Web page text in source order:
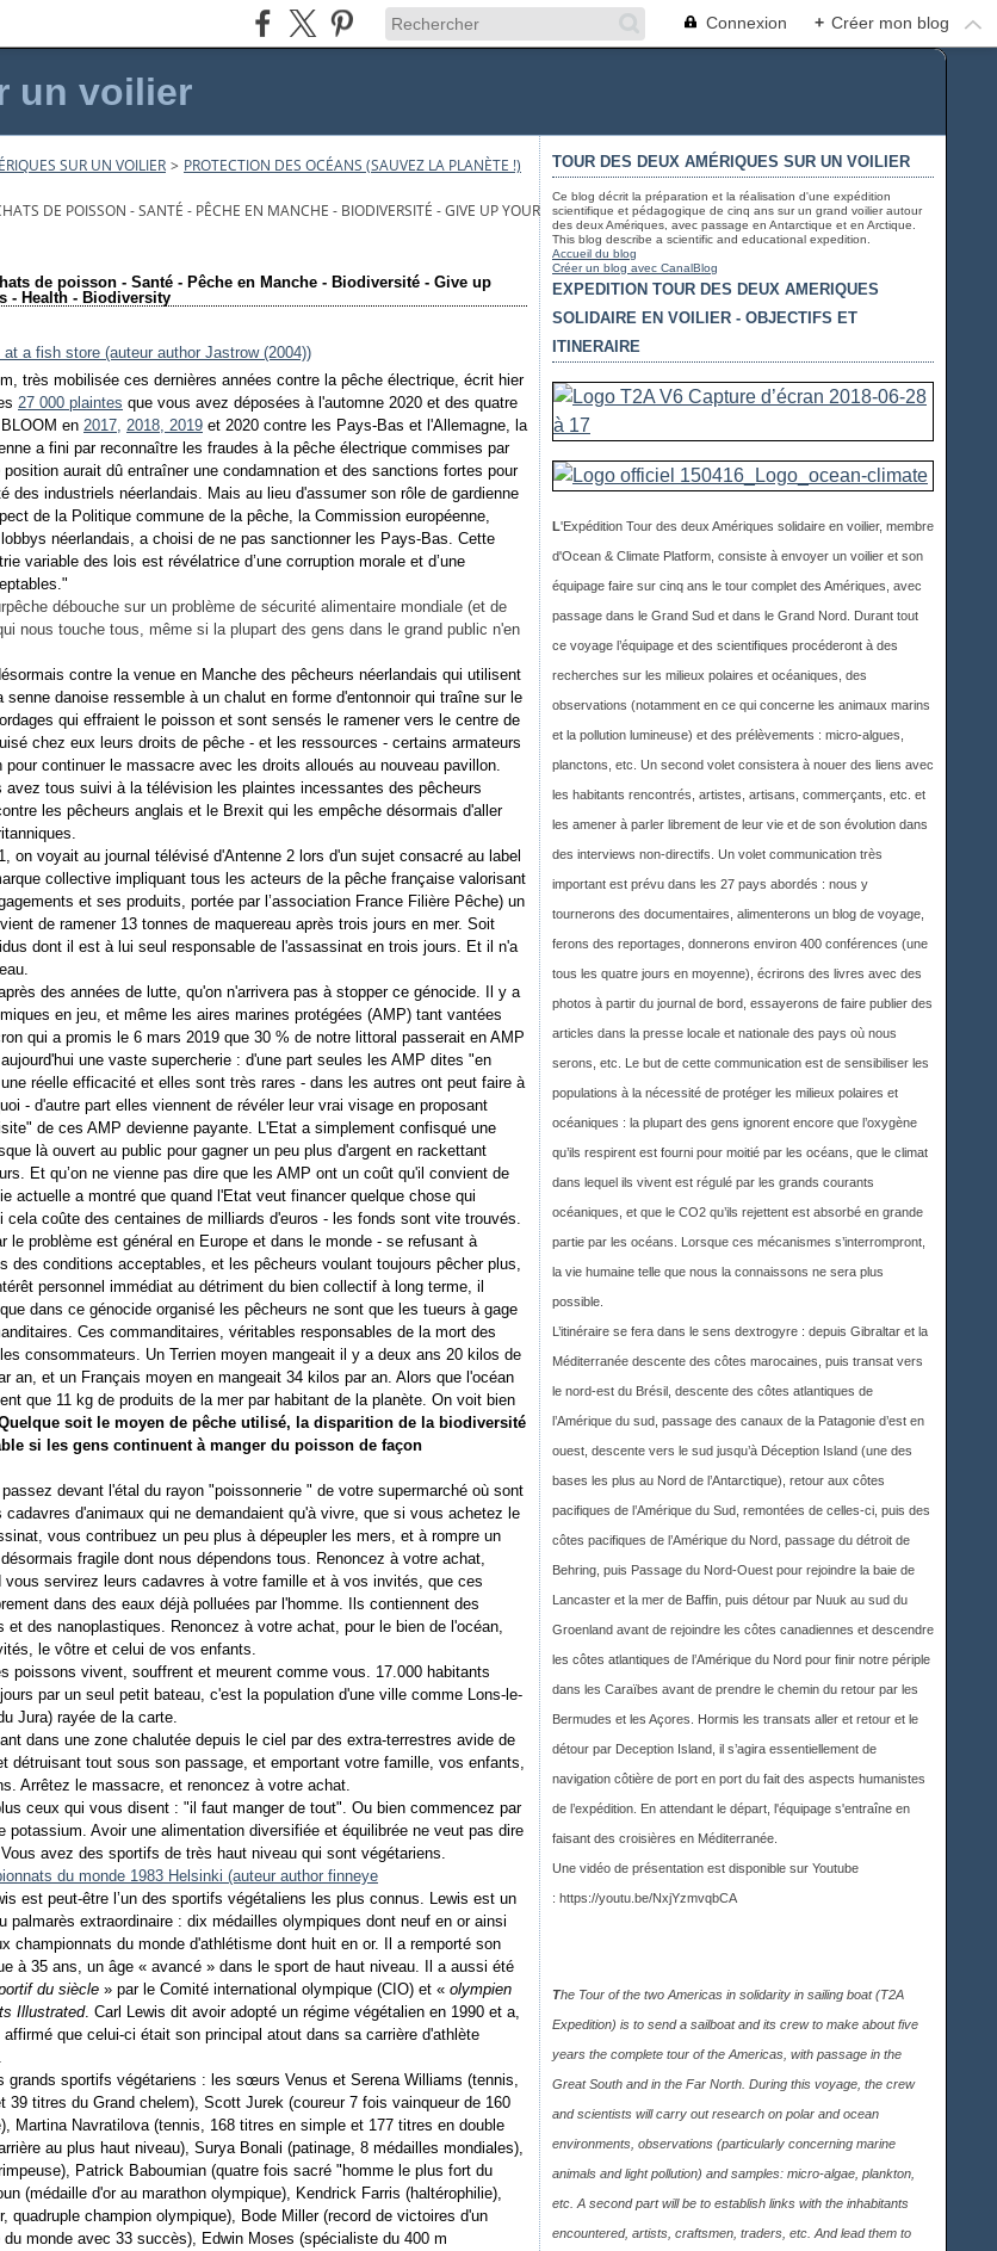
Connexion + Créer mon blog
un voilier
SUR UN VOILIER > PROTECTION DES OCÉANS (SAUVEZ LA PLANÈTE !)
DE POISSON - SANTÉ - PÊCHE EN MANCHE - BIODIVERSITÉ - GIVE UP YOUR FISH PURCHASES - HEALTH - BIODIVERSITY
de poisson - Santé - Pêche en Manche - Biodiversité - Give up
- Health - Biodiversity
très mobilisée ces dernières années contre la pêche électrique, écrit hier
27 000 plaintes que vous avez déposées à l'automne 2020 et des quatre
en 2017, 2018, 2019 et 2020 contre les Pays-Bas et l'Allemagne, la
a fini par reconnaître les fraudes à la pêche électrique commises par
aurait dû entraîner une condamnation et des sanctions fortes pour
des industriels néerlandais. Mais au lieu d'assumer son rôle de gardienne
de la Politique commune de la pêche, la Commission européenne,
néerlandais, a choisi de ne pas sanctionner les Pays-Bas. Cette
variable des lois est révélatrice d’une corruption morale et d’une
débouche sur un problème de sécurité alimentaire mondiale (et de
nous touche tous, même si la plupart des gens dans le grand public n'en
contre la venue en Manche des pêcheurs néerlandais qui utilisent
senne danoise ressemble à un chalut en forme d'entonnoir qui traîne sur le
qui effraient le poisson et sont sensés le ramener vers le centre de
chez eux leurs droits de pêche - et les ressources - certains armateurs
pour continuer le massacre avec les droits alloués au nouveau pavillon.
avez tous suivi à la télévision les plaintes incessantes des pêcheurs
les pêcheurs anglais et le Brexit qui les empêche désormais d'aller
on voyait au journal télévisé d'Antenne 2 lors d'un sujet consacré au label
collective impliquant tous les acteurs de la pêche française valorisant
et ses produits, portée par l’association France Filière Pêche) un
de ramener 13 tonnes de maquereau après trois jours en mer. Soit
dont il est à lui seul responsable de l'assassinat en trois jours. Et il n'a
des années de lutte, qu'on n'arrivera pas à stopper ce génocide. Il y a
en jeu, et même les aires marines protégées (AMP) tant vantées
qui a promis le 6 mars 2019 que 30 % de notre littoral passerait en AMP
une vaste supercherie : d'une part seules les AMP dites "en
réelle efficacité et elles sont très rares - dans les autres ont peut faire à
- d'autre part elles viennent de révéler leur vrai visage en proposant
de ces AMP devienne payante. L'Etat a simplement confisqué une
là ouvert au public pour gagner un peu plus d'argent en rackettant
Et qu’on ne vienne pas dire que les AMP ont un coût qu'il convient de
actuelle a montré que quand l'Etat veut financer quelque chose qui
cela coûte des centaines de milliards d'euros - les fonds sont vite trouvés.
le problème est général en Europe et dans le monde - se refusant à
des conditions acceptables, et les pêcheurs voulant toujours pêcher plus,
personnel immédiat au détriment du bien collectif à long terme, il
dans ce génocide organisé les pêcheurs ne sont que les tueurs à gage
Ces commanditaires, véritables responsables de la mort des
consommateurs. Un Terrien moyen mangeait il y a deux ans 20 kilos de
an, et un Français moyen en mangeait 34 kilos par an. Alors que l'océan
que 11 kg de produits de la mer par habitant de la planète. On voit bien
soit le moyen de pêche utilisé, la disparition de la biodiversité
si les gens continuent à manger du poisson de façon
devant l'étal du rayon "poissonnerie " de votre supermarché où sont
d'animaux qui ne demandaient qu'à vivre, que si vous achetez le
vous contribuez un peu plus à dépeupler les mers, et à rompre un
fragile dont nous dépendons tous. Renoncez à votre achat,
vous servirez leurs cadavres à votre famille et à vos invités, que ces
dans des eaux déjà polluées par l'homme. Ils contiennent des
et des nanoplastiques. Renoncez à votre achat, pour le bien de l'océan,
le vôtre et celui de vos enfants.
poissons vivent, souffrent et meurent comme vous. 17.000 habitants
par un seul petit bateau, c'est la population d'une ville comme Lons-le-
Jura) rayée de la carte.
dans une zone chalutée depuis le ciel par des extra-terrestres avide de
détruisant tout sous son passage, et emportant votre famille, vos enfants,
Arrêtez le massacre, et renoncez à votre achat.
ceux qui vous disent : "il faut manger de tout". Ou bien commencez par
potassium. Avoir une alimentation diversifiée et équilibrée ne veut pas dire
avez des sportifs de très haut niveau qui sont végétariens.
est peut-être l’un des sportifs végétaliens les plus connus. Lewis est un
palmarès extraordinaire : dix médailles olympiques dont neuf en or ainsi
championnats du monde d'athlétisme dont huit en or. Il a remporté son
à 35 ans, un âge « avancé » dans le sport de haut niveau. Il a aussi été
du siècle » par le Comité international olympique (CIO) et « olympien
Illustrated. Carl Lewis dit avoir adopté un régime végétalien en 1990 et a,
que celui-ci était son principal atout dans sa carrière d'athlète
grands sportifs végétariens : les sœurs Venus et Serena Williams (tennis,
39 titres du Grand chelem), Scott Jurek (coureur 7 fois vainqueur de 160
Martina Navratilova (tennis, 168 titres en simple et 177 titres en double
au plus haut niveau), Surya Bonali (patinage, 8 médailles mondiales),
Patrick Baboumian (quatre fois sacré "homme le plus fort du
(médaille d'or au marathon olympique), Kendrick Farris (haltérophilie),
quadruple champion olympique), Bode Miller (record de victoires d'un
du monde avec 33 succès), Edwin Moses (spécialiste du 400 m
TOUR DES DEUX AMÉRIQUES SUR UN VOILIER
Ce blog décrit la préparation et la réalisation d'une expédition
scientifique et pédagogique de cinq ans sur un grand voilier autour
des deux Amériques, avec passage en Antarctique et en Arctique.
This blog describe a scientific and educational expedition.
Accueil du blog
Créer un blog avec CanalBlog
EXPEDITION TOUR DES DEUX AMERIQUES
SOLIDAIRE EN VOILIER - OBJECTIFS ET
ITINERAIRE
L'Expédition Tour des deux Amériques solidaire en voilier, membre
d'Ocean & Climate Platform, consiste à envoyer un voilier et son
équipage faire sur cinq ans le tour complet des Amériques, avec
passage dans le Grand Sud et dans le Grand Nord. Durant tout
ce voyage l’équipage et des scientifiques procéderont à des
recherches sur les milieux polaires et océaniques, des
observations (notamment en ce qui concerne les animaux marins
et la pollution lumineuse) et des prélèvements : micro-algues,
planctons, etc. Un second volet consistera à nouer des liens avec
les habitants rencontrés, artistes, artisans, commerçants, etc. et
les amener à parler librement de leur vie et de son évolution dans
des interviews non-directifs. Un volet communication très
important est prévu dans les 27 pays abordés : nous y
tournerons des documentaires, alimenterons un blog de voyage,
ferons des reportages, donnerons environ 400 conférences (une
tous les quatre jours en moyenne), écrirons des livres avec des
photos à partir du journal de bord, essayerons de faire publier des
articles dans la presse locale et nationale des pays où nous
serons, etc. Le but de cette communication est de sensibiliser les
populations à la nécessité de protéger les milieux polaires et
océaniques : la plupart des gens ignorent encore que l’oxygène
qu’ils respirent est fourni pour moitié par les océans, que le climat
dans lequel ils vivent est régulé par les grands courants
océaniques, et que le CO2 qu’ils rejettent est absorbé en grande
partie par les océans. Lorsque ces mécanismes s’interrompront,
la vie humaine telle que nous la connaissons ne sera plus
possible.
L’itinéraire se fera dans le sens dextrogyre : depuis Gibraltar et la
Méditerranée descente des côtes marocaines, puis transat vers
le nord-est du Brésil, descente des côtes atlantiques de
l’Amérique du sud, passage des canaux de la Patagonie d’est en
ouest, descente vers le sud jusqu’à Déception Island (une des
bases les plus au Nord de l’Antarctique), retour aux côtes
pacifiques de l’Amérique du Sud, remontées de celles-ci, puis des
côtes pacifiques de l’Amérique du Nord, passage du détroit de
Behring, puis Passage du Nord-Ouest pour rejoindre la baie de
Lancaster et la mer de Baffin, puis détour par Nuuk au sud du
Groenland avant de rejoindre les côtes canadiennes et descendre
les côtes atlantiques de l’Amérique du Nord pour finir notre périple
dans les Caraïbes avant de prendre le chemin du retour par les
Bermudes et les Açores. Hormis les transats aller et retour et le
détour par Deception Island, il s’agira essentiellement de
navigation côtière de port en port du fait des aspects humanistes
de l’expédition. En attendant le départ, l'équipage s'entraîne en
faisant des croisières en Méditerranée.
Une vidéo de présentation est disponible sur Youtube
: https://youtu.be/NxjYzmvqbCA
The Tour of the two Americas in solidarity in sailing boat (T2A
Expedition) is to send a sailboat and its crew to make about five
years the complete tour of the Americas, with passage in the
Great South and in the Far North. During this voyage, the crew
and scientists will carry out research on polar and ocean
environments, observations (particularly concerning marine
animals and light pollution) and samples: micro-algae, plankton,
etc. A second part will be to establish links with the inhabitants
encountered, artists, craftsmen, traders, etc. And lead them to